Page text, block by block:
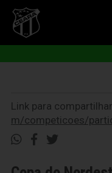
Link para
m/competicoes/